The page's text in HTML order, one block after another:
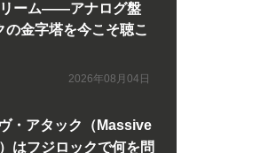
リーム――アナログ盤
金字塔を今こそ聴こ
2026年08月04日
・アタック（Massive
はフジロックで何を問